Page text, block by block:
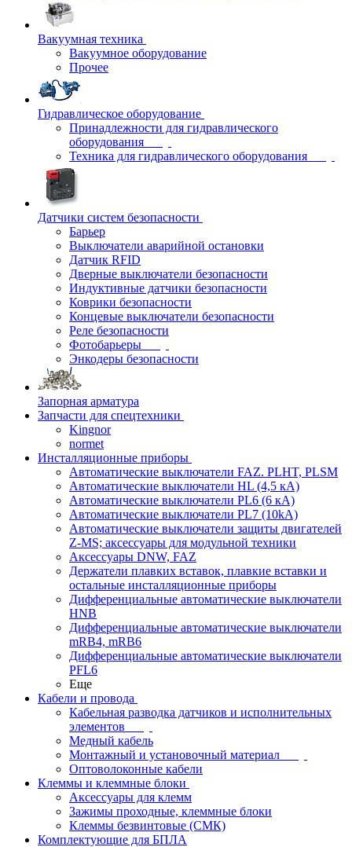
Вакуумная техника
Вакуумное оборудование
Прочее
Гидравлическое оборудование
Принадлежности для гидравлического
оборудования
Техника для гидравлического оборудования
Датчики систем безопасности
Барьер
Выключатели аварийной остановки
Датчик RFID
Дверные выключатели безопасности
Индуктивные датчики безопасности
Коврики безопасности
Концевые выключатели безопасности
Реле безопасности
Фотобарьеры
Энкодеры безопасности
Запорная арматура
Запчасти для спецтехники
Kingnor
normet
Инсталляционные приборы
Автоматические выключатели FAZ. PLHT, PLSM
Автоматические выключатели HL (4,5 кА)
Автоматические выключатели PL6 (6 кА)
Автоматические выключатели PL7 (10kA)
Автоматические выключатели защиты двигателей
Z-MS; аксессуары для модульной техники
Аксессуары DNW, FAZ
Держатели плавких вставок, плавкие вставки и
остальные инсталляционные приборы
Дифференциальные автоматические выключатели
HNB
Дифференциальные автоматические выключатели
mRB4, mRB6
Дифференциальные автоматические выключатели
PFL6
Еще
Кабели и провода
Кабельная разводка датчиков и исполнительных
элементов
Медный кабель
Монтажный и установочный материал
Оптоволоконные кабели
Клеммы и клеммные блоки
Аксессуары для клемм
Зажимы проходные, клеммные блоки
Клеммы безвинтовые (СМК)
Комплектующие для БПЛА